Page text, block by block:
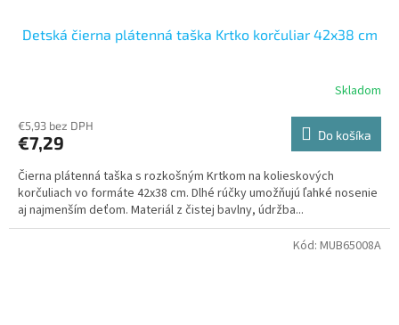
Detská čierna plátenná taška Krtko korčuliar 42x38 cm
Skladom
€5,93 bez DPH
€7,29 Do košíka
Čierna plátenná taška s rozkošným Krtkom na kolieskových
korčuliach vo formáte 42x38 cm. Dlhé rúčky umožňujú ľahké nosenie
aj najmenším deťom. Materiál z čistej bavlny, údržba...
Kód: MUB65008A